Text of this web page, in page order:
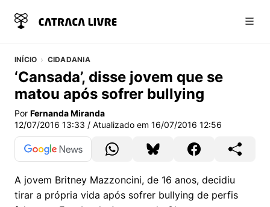
INÍCIO CIDADANIA
‘Cansada’, disse jovem que se
matou após sofrer bullying
Por Fernanda Miranda
12/07/2016 13:33 / Atualizado em 16/07/2016 12:56
A jovem Britney Mazzoncini, de 16 anos, decidiu
tirar a própria vida após sofrer bullying de perfis